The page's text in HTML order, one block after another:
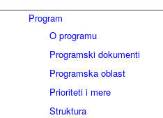
Program
O programu
Programski dokumenti
Programska oblast
Prioriteti i mere
Struktura